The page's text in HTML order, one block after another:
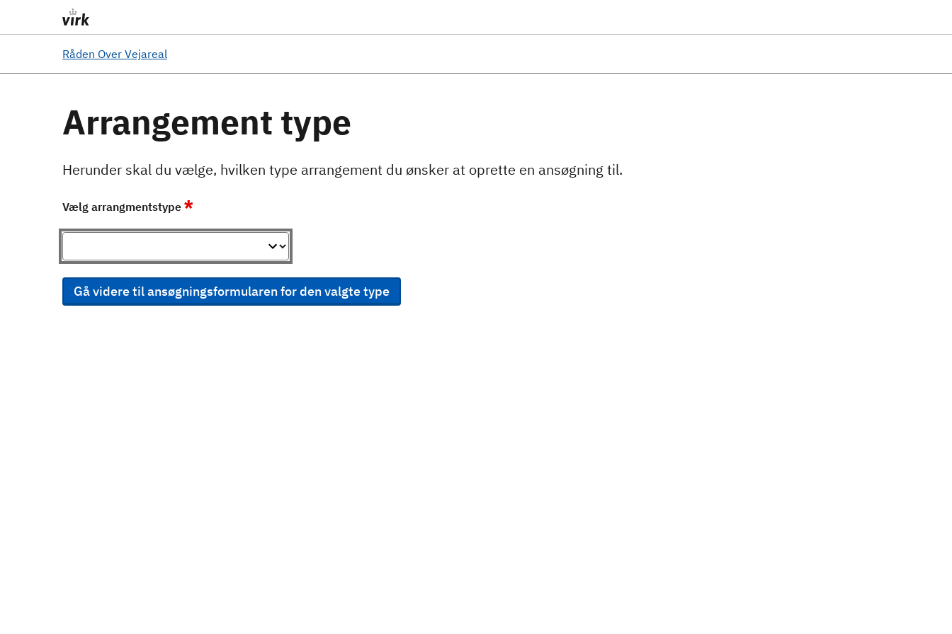
Råden Over Vejareal
Arrangement type
Herunder skal du vælge, hvilken type arrangement du ønsker at oprette en ansøgning til.
Vælg arrangmentstype *
Gå videre til ansøgningsformularen for den valgte type